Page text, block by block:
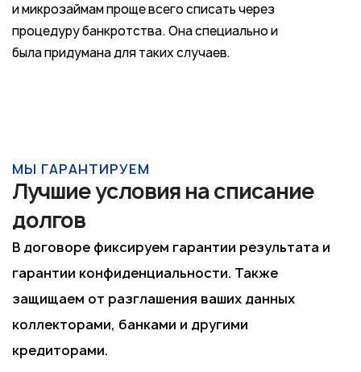
и микрозаймам проще всего списать через
процедуру банкротства. Она специально и
была придумана для таких случаев.
МЫ ГАРАНТИРУЕМ
Лучшие условия на списание
долгов
В договоре фиксируем гарантии результата и
гарантии конфиденциальности. Также
защищаем от разглашения ваших данных
коллекторами, банками и другими
кредиторами.